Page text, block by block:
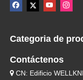
Categoria de
Contáctenos
 CN: Edificio